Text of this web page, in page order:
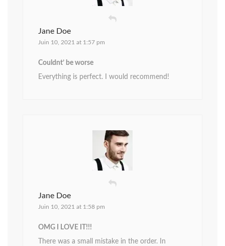
Jane Doe
Juin 10, 2021 at 1:57 pm
Couldnt’ be worse
Everything is perfect. I would recommend!
Jane Doe
Juin 10, 2021 at 1:58 pm
OMG I LOVE IT!!!
There was a small mistake in the order. In